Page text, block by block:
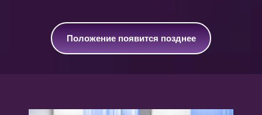
Положение появится позднее